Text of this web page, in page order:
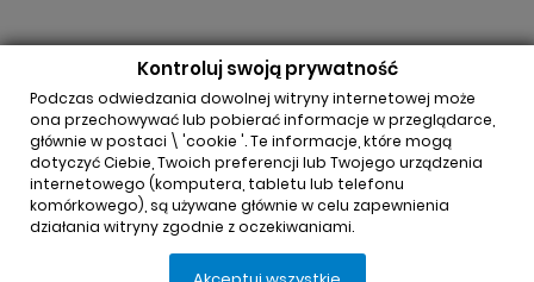
INFORMACJA O SKLEPIE 
REGULAMINY
Kontroluj swoją prywatność
Podczas odwiedzania dowolnej witryny internetowej może
ona przechowywać lub pobierać informacje w przeglądarce,
głównie w postaci \ 'cookie '. Te informacje, które mogą
dotyczyć Ciebie, Twoich preferencji lub Twojego urządzenia
internetowego (komputera, tabletu lub telefonu
komórkowego), są używane głównie w celu zapewnienia
działania witryny zgodnie z oczekiwaniami.